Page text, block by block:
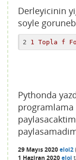
Derleyicinin
soyle
2 1 Topla f
Pythonda
29 Mayıs 2020eloi2(
1 Haziran 2020eloi